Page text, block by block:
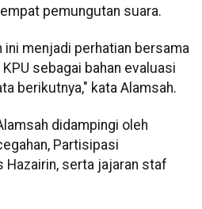
pemungutan suara.
ini menjadi perhatian bersama
sebagai bahan evaluasi
berikutnya," kata Alamsah.
didampingi oleh
Partisipasi
Hazairin, serta jajaran staf